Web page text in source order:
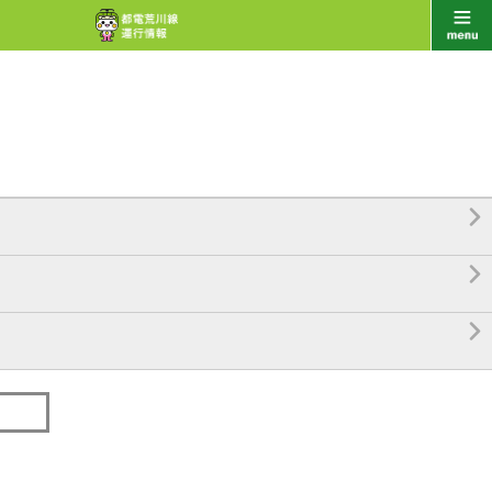


